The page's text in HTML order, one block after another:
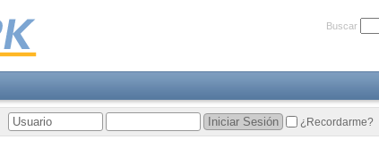
Buscar
¿Recordarme?